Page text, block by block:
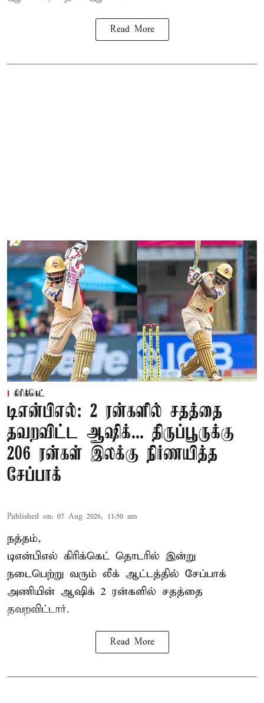
Read More
கிரிக்கெட்
டிஎன்பிஎல்: 2 ரன்களில் சதத்தை
தவறவிட்ட ஆஷிக்... திருப்பூருக்கு
206 ரன்கள் இலக்கு நிர்ணயித்த
சேப்பாக்
Published on: 07 Aug 2026, 11:50 am
நத்தம்,
டிஎன்பிஎல் கிரிக்கெட் தொடரில் இன்று
நடைபெற்று வரும் லீக் ஆட்டத்தில் சேப்பாக்
அணியின் ஆஷிக் 2 ரன்களில் சதத்தை
தவறவிட்டார்.
Read More